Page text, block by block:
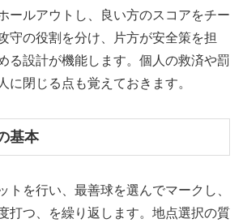
ールアウトし、良い方のスコアをチー
守の役割を分け、片方が安全策を担
る設計が機能します。個人の救済や罰
に閉じる点も覚えておきます。
基本
トを行い、最善球を選んでマークし、
打つ、を繰り返します。地点選択の質